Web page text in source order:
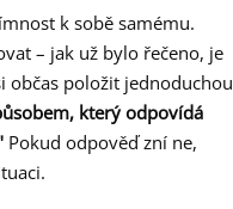
k sobě samému.
– jak už bylo řečeno, je
občas položit jednoduchou
který odpovídá
Pokud odpověď zní ne,